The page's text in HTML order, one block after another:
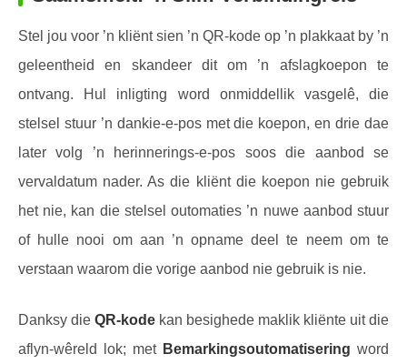
Stel jou voor ’n kliënt sien ’n QR-kode op ’n plakkaat by ’n
geleentheid en skandeer dit om ’n afslagkoepon te
ontvang. Hul inligting word onmiddellik vasgelê, die
stelsel stuur ’n dankie-e-pos met die koepon, en drie dae
later volg ’n herinnerings-e-pos soos die aanbod se
vervaldatum nader. As die kliënt die koepon nie gebruik
het nie, kan die stelsel outomaties ’n nuwe aanbod stuur
of hulle nooi om aan ’n opname deel te neem om te
verstaan waarom die vorige aanbod nie gebruik is nie.
Danksy die QR-kode kan besighede maklik kliënte uit die
aflyn-wêreld lok; met Bemarkingsoutomatisering word